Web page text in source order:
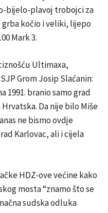
bijelo-plavoj trobojci za
kočio i veliki, lijepo
Mark 3.
Ultimaxa,
GromJosip Slaćanin:
1991. branio samo grad
Da nije bilo Miše
ne bismo ovdje
Karlovac, ali i cijela
HDZ-ove većine kako
mosta “znamo što se
sudska odluka